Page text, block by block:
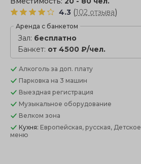
4.3 (102 отзыва)
Аренда с банкетом
Зал: бесплатно
Банкет: от 4500 ₽/чел.
Алкоголь за доп. плату
Парковка на 3 машин
Выездная регистрация
Музыкальное оборудование
Велком зона
Кухня: Европейская, русская, Детское
меню